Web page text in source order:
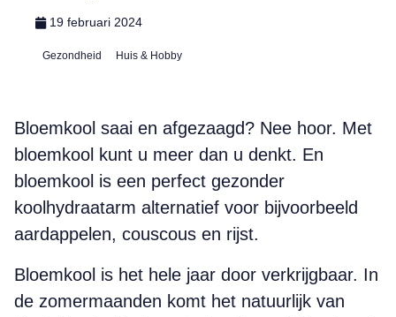
19 februari 2024
Gezondheid Huis & Hobby
Bloemkool saai en afgezaagd? Nee hoor. Met
bloemkool kunt u meer dan u denkt. En
bloemkool is een perfect gezonder
koolhydraatarm alternatief voor bijvoorbeeld
aardappelen, couscous en rijst.
Bloemkool is het hele jaar door verkrijgbaar. In
de zomermaanden komt het natuurlijk van